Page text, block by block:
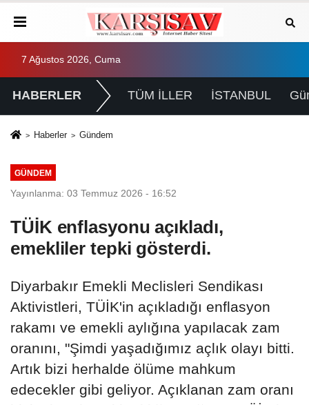
7 Ağustos 2026, Cuma
HABERLER TÜM İLLER İSTANBUL
Haberler Gündem
GÜNDEM
Yayınlanma: 03 Temmuz 2026 - 16:52
TÜİK enflasyonu açıkladı,
emekliler tepki gösterdi.
Diyarbakır Emekli Meclisleri Sendikası
Aktivistleri, TÜİK'in açıkladığı enflasyon
rakamı ve emekli aylığına yapılacak zam
oranını, "Şimdi yaşadığımız açlık olayı bitti.
Artık bizi herhalde ölüme mahkum
edecekler gibi geliyor. Açıklanan zam oranı